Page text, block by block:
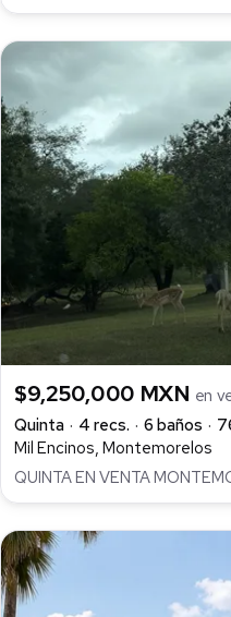
$9,250,000 MXN en
Quinta
4 recs. 6 baños
Mil Encinos, Montemorelos
QUINTA EN VENTA